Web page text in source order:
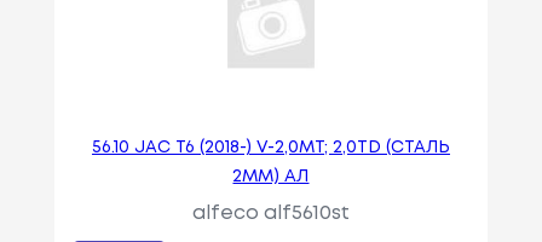
56.10 JAC T6 (2018-) V-2,0MT; 2,0TD (СТАЛЬ
2ММ) АЛ
alfeco alf5610st